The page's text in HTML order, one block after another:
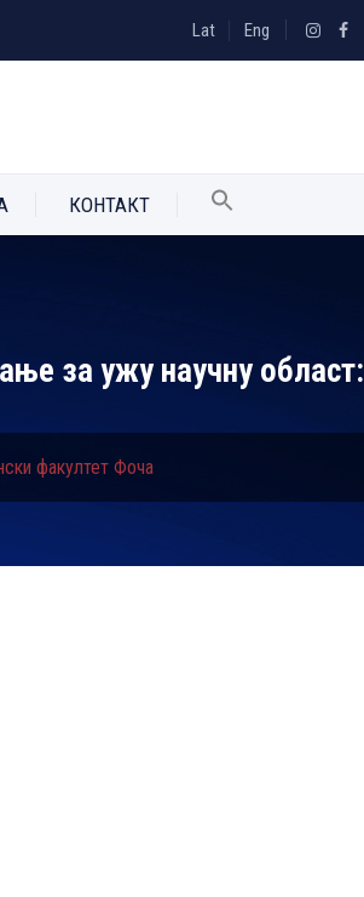
Lat Eng
КОНТАКТ
за ужу научну област:
факултет Фоча